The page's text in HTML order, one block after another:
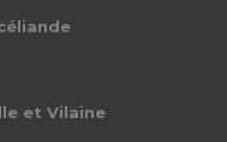
et Vilaine